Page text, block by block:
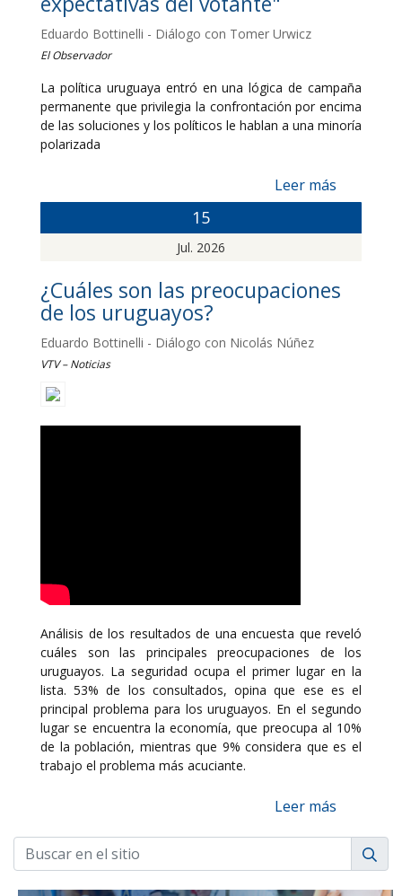
Eduardo Bottinelli - Diálogo con Tomer Urwicz
El Observador
La política uruguaya entró en una lógica de campaña
permanente que privilegia la confrontación por encima
de las soluciones y los políticos le hablan a una minoría
polarizada
Leer más
15
Jul. 2026
¿Cuáles son las preocupaciones
de los uruguayos?
Eduardo Bottinelli - Diálogo con Nicolás Núñez
VTV – Noticias
Análisis de los resultados de una encuesta que reveló
cuáles son las principales preocupaciones de los
uruguayos. La seguridad ocupa el primer lugar en la
lista. 53% de los consultados, opina que ese es el
principal problema para los uruguayos. En el segundo
lugar se encuentra la economía, que preocupa al 10%
de la población, mientras que 9% considera que es el
trabajo el problema más acuciante.
Leer más